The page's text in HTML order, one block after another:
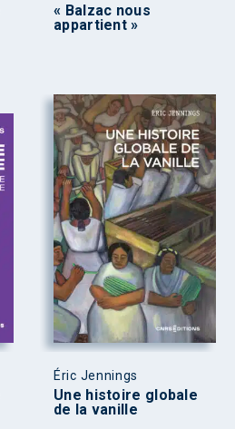
« Balzac nous
appartient »
Éric Jennings
Une histoire globale
de la vanille